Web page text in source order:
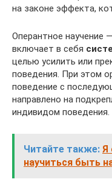
на законе эффекта,
Оперантное научение
включает в себя
целью усилить или
поведения. При этом
поведение с
направлено ​​на
индивидом поведения.
Читайте также: Я
научиться быть